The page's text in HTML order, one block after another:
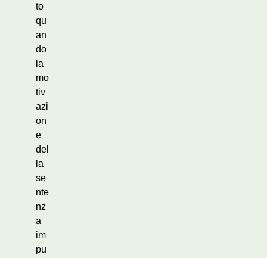
to
qu
an
do
la
mo
tiv
azi
on
e
del
la
se
nte
nz
a
im
pu